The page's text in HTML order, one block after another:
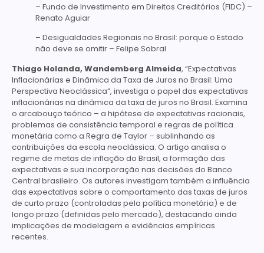
– Fundo de Investimento em Direitos Creditórios (FIDC) –
Renato Aguiar
– Desigualdades Regionais no Brasil: porque o Estado
não deve se omitir – Felipe Sobral
Thiago Holanda, Wandemberg Almeida, “Expectativas
Inflacionárias e Dinâmica da Taxa de Juros no Brasil: Uma
Perspectiva Neoclássica”, investiga o papel das expectativas
inflacionárias na dinâmica da taxa de juros no Brasil. Examina
o arcabouço teórico – a hipótese de expectativas racionais,
problemas de consistência temporal e regras de política
monetária como a Regra de Taylor – sublinhando as
contribuições da escola neoclássica. O artigo analisa o
regime de metas de inflação do Brasil, a formação das
expectativas e sua incorporação nas decisões do Banco
Central brasileiro. Os autores investigam também a influência
das expectativas sobre o comportamento das taxas de juros
de curto prazo (controladas pela política monetária) e de
longo prazo (definidas pelo mercado), destacando ainda
implicações de modelagem e evidências empíricas
recentes.